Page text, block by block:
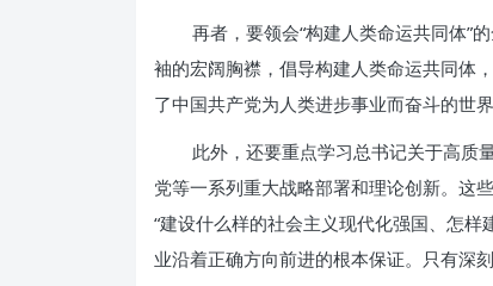
再者，要领会“构建人类命运共同体”
袖的宏阔胸襟，倡导构建人类命运共同体
了中国共产党为人类进步事业而奋斗的世
此外，还要重点学习总书记关于高质
党等一系列重大战略部署和理论创新。这
“建设什么样的社会主义现代化强国、怎
业沿着正确方向前进的根本保证。只有深